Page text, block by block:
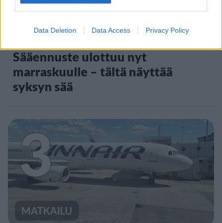
Data Deletion Data Access Privacy Policy
VIIHDEUUTISET
Sääennuste ulottuu nyt
marraskuulle – tältä näyttää
syksyn sää
3
MATKAILU